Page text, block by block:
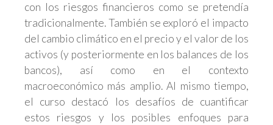
con los riesgos financieros como se pretendía
tradicionalmente. También se exploró el impacto
del cambio climático en el precio y el valor de los
activos (y posteriormente en los balances de los
bancos), así como en el contexto
macroeconómico más amplio. Al mismo tiempo,
el curso destacó los desafíos de cuantificar
estos riesgos y los posibles enfoques para